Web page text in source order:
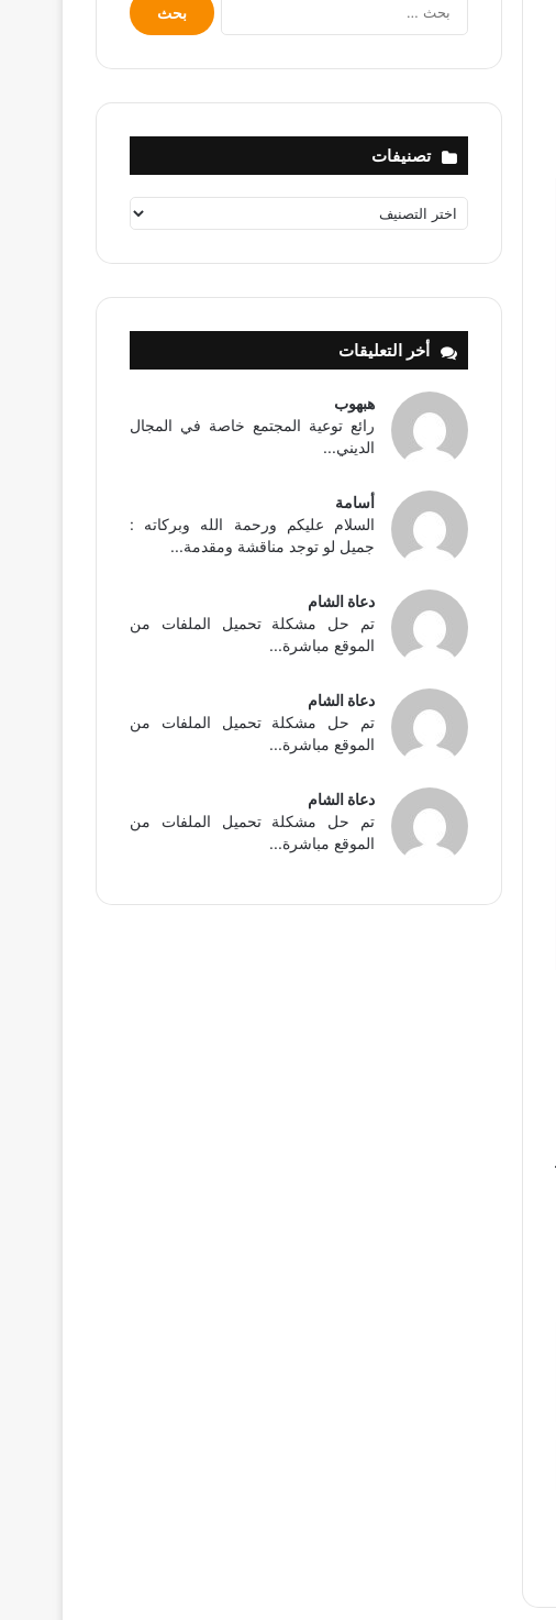
عن:
تصنيفات
تصنيفات
أخر التعليقات
هبهوب
رائع توعية المجتمع خاصة في المجال
الديني...
أسامة
السلام عليكم ورحمة الله وبركاته :
جميل لو توجد مناقشة ومقدمة...
دعاة الشام
تم حل مشكلة تحميل الملفات من
الموقع مباشرة...
دعاة الشام
تم حل مشكلة تحميل الملفات من
الموقع مباشرة...
دعاة الشام
تم حل مشكلة تحميل الملفات من
الموقع مباشرة...